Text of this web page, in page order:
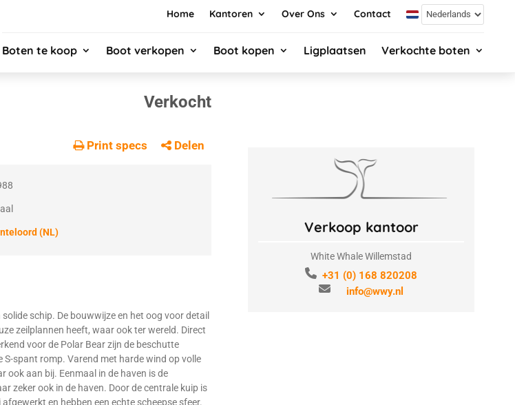
Home Kantoren Over Ons Contact
Boten te koop Boot verkopen Boot kopen Ligplaatsen Verkochte boten
Verkocht
Print specs Delen
(NL)
schip. De bouwwijze en het oog voor detail
zeilplannen heeft, waar ook ter wereld. Direct
voor de Polar Bear zijn de beschutte
spant romp. Varend met harde wind op volle
aan bij. Eenmaal in de haven is de
zeker ook in de haven. Door de centrale kuip is
en hebben een echte scheepse sfeer.
Verkoop kantoor
White Whale Willemstad
+31 (0) 168 820208
info@wwy.nl